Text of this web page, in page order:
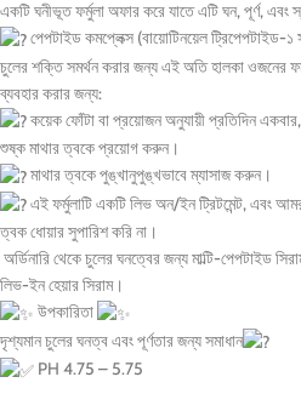
একটি ঘনীভূত ফর্মুলা অফার করে যাতে এটি ঘন, পূর্ণ, এবং
পেপটাইড কমপ্লেক্স (বায়োটিনয়েল
চুলের শক্তি সমর্থন করার জন্য এই অতি হালকা ওজনের
ব্যবহার করার জন্য:
কয়েক ফোঁটা বা প্রয়োজন অনুযায়ী প্রতিদিন
শুষ্ক মাথার ত্বকে প্রয়োগ করুন।
মাথার ত্বকে পুঙ্খানুপুঙ্খভাবে ম্যাসাজ করুন।
এই ফর্মুলাটি একটি লিভ অন/ইন ট্রিটমেন্ট, এবং
ত্বক ধোয়ার সুপারিশ করি না।
অর্ডিনারি থেকে চুলের ঘনত্বের জন্য মাল্টি-পেপটাইড
লিভ-ইন হেয়ার সিরাম।
উপকারিতা
দৃশ্যমান চুলের ঘনত্ব এবং পূর্ণতার জন্য সমাধান
PH 4.75 – 5.75